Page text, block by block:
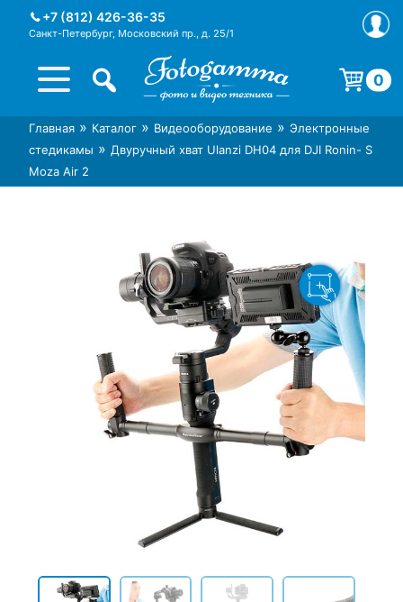
+7 (812) 426-36-35
Санкт-Петербург, Московский пр., д. 25/1
Интернет-магазин фототехники
Foto-Gamma в СПб
Магазин фотоаксессуаров foto-
gamma.ru
0
Корзина пуста.
Главная » Каталог » Видеооборудование » Электронные
стедикамы » Двуручный хват Ulanzi DH04 для DJI Ronin- S
Moza Air 2